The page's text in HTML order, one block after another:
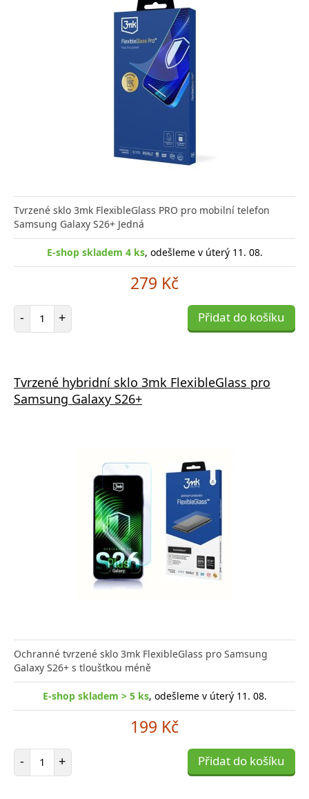
Tvrzené sklo 3mk FlexibleGlass PRO pro mobilní telefon
Samsung Galaxy S26+ Jedná
E-shop skladem 4 ks, odešleme v úterý 11. 08.
279 Kč
- Počet položek
+ Přidat do košíku
Tvrzené hybridní sklo 3mk FlexibleGlass pro
Samsung Galaxy S26+
Ochranné tvrzené sklo 3mk FlexibleGlass pro Samsung
Galaxy S26+ s tloušťkou méně
E-shop skladem > 5 ks, odešleme v úterý 11. 08.
199 Kč
- Počet položek
+ Přidat do košíku